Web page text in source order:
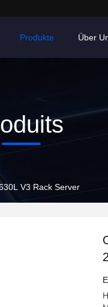
Produkte Über
V3 Rack Server